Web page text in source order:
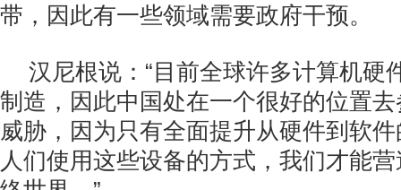
带，因此有一些领域需要政府干预。
汉尼根说：“目前全球许多计算机硬
制造，因此中国处在一个很好的位置
威胁，因为只有全面提升从硬件到软
人们使用这些设备的方式，我们才能